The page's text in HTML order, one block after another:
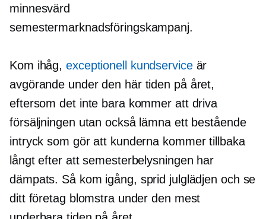
minnesvärd
semestermarknadsföringskampanj.
Kom ihåg,exceptionell kundserviceär
avgörande under den här tiden på året,
eftersom det inte bara kommer att driva
försäljningen utan också lämna ett bestående
intryck som gör att kunderna kommer tillbaka
långt efter att semesterbelysningen har
dämpats. Så kom igång, sprid julglädjen och se
ditt företag blomstra under den mest